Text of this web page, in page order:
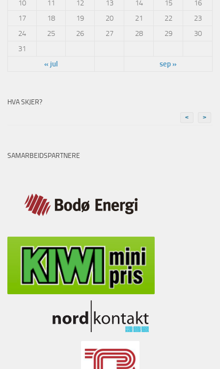
10
11 12 13 14 15
16
17
18 19 20 21 22
23
24
25 26 27 28 29
30
31
« jul
sep »
HVA SKJER?
< >
SAMARBEIDSPARTNERE